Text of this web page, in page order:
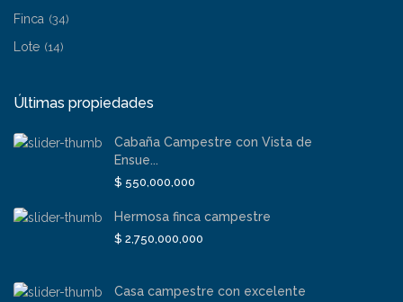
Finca (34)
Lote (14)
Últimas propiedades
Cabaña Campestre con Vista de
Ensue...
$ 550,000,000
Hermosa finca campestre
$ 2,750,000,000
Casa campestre con excelente